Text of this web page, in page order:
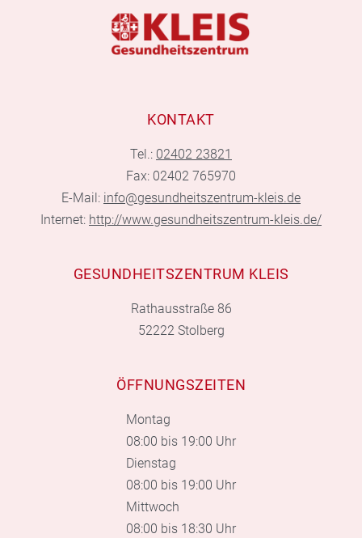
KONTAKT
Tel.: 02402 23821
Fax: 02402 765970
E-Mail: info@gesundheitszentrum-kleis.de
Internet: http://www.gesundheitszentrum-kleis.de/
GESUNDHEITSZENTRUM KLEIS
Rathausstraße 86
52222 Stolberg
ÖFFNUNGSZEITEN
Montag
08:00 bis 19:00 Uhr
Dienstag
08:00 bis 19:00 Uhr
Mittwoch
08:00 bis 18:30 Uhr